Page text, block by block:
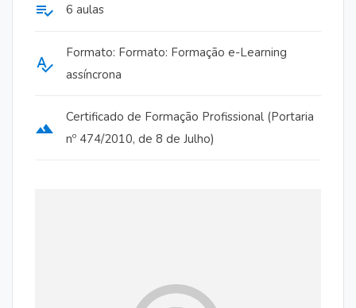
playlist_add_check 6 aulas
spellcheck
Formato: Formato: Formação e-Learning
assíncrona
terrain
Certificado de Formação Profissional (Portaria
nº 474/2010, de 8 de Julho)